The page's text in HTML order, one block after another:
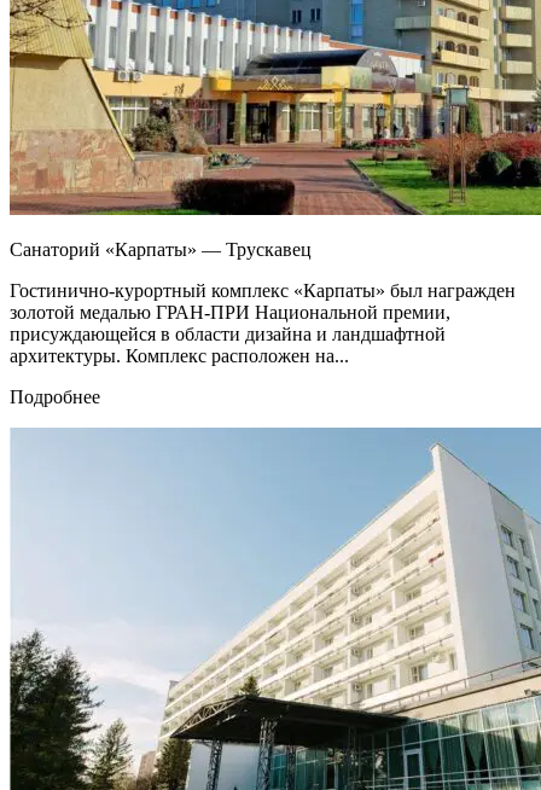
Санаторий «Карпаты» — Трускавец
Гостинично-курортный комплекс «Карпаты» был награжден
золотой медалью ГРАН-ПРИ Национальной премии,
присуждающейся в области дизайна и ландшафтной
архитектуры. Комплекс расположен на...
Подробнее